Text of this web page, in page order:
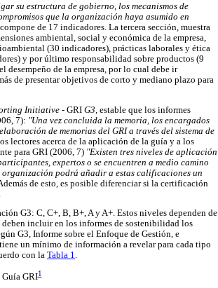
su estructura de gobierno, los mecanismos de
que la organización haya asumido en
de 17 indicadores. La tercera sección, muestra
ambiental, social y económica de la empresa,
(30 indicadores), prácticas laborales y ética
y por último responsabilidad sobre productos (9
desempeño de la empresa, por lo cual debe ir
de presentar objetivos de corto y mediano plazo para
Initiative - GRI G3, estable que los informes
7): "Una vez concluida la memoria, los encargados
de memorias del GRI a través del sistema de
lectores acerca de la aplicación de la guía y a los
para GRI (2006, 7) "Existen tres niveles de aplicación
expertos o se encuentren a medio camino
organización podrá añadir a estas calificaciones un
de esto, es posible diferenciar si la certificación
G3: C, C+, B, B+, A y A+. Estos niveles dependen de
incluir en los informes de sostenibilidad los
G3, Informe sobre el Enfoque de Gestión, e
un mínimo de información a revelar para cada tipo
con la Tabla 1.
GRI1